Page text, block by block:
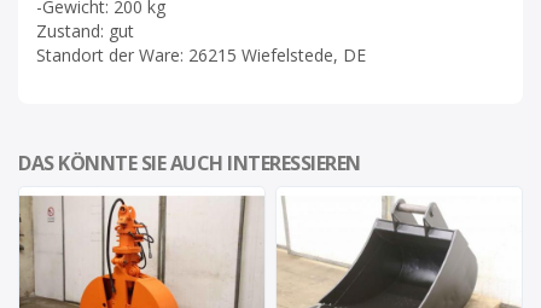
-Gewicht: 200 kg
Zustand: gut
Standort der Ware: 26215 Wiefelstede, DE
DAS KÖNNTE SIE AUCH INTERESSIEREN